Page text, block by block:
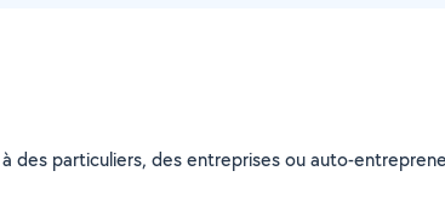
des particuliers, des entreprises ou auto-